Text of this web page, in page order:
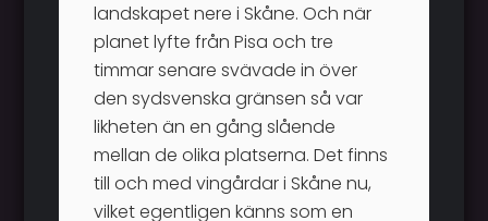
landskapet nere i Skåne. Och när
planet lyfte från Pisa och tre
timmar senare svävade in över
den sydsvenska gränsen så var
likheten än en gång slående
mellan de olika platserna. Det finns
till och med vingårdar i Skåne nu,
vilket egentligen känns som en